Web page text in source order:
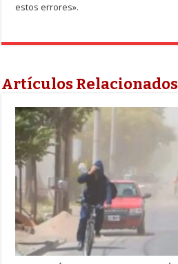
estos errores».
Artículos Relacionados